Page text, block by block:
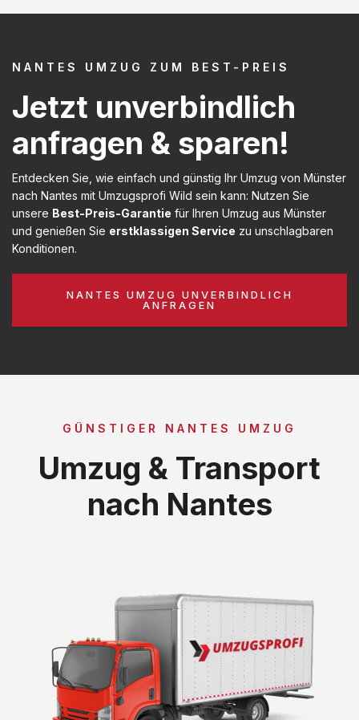
NANTES UMZUG ZUM BEST-PREIS
Jetzt unverbindlich
anfragen & sparen!
Entdecken Sie, wie einfach und günstig Ihr Umzug von Münster
nach Nantes mit Umzugsprofi Wild sein kann: Nutzen Sie
unsere Best-Preis-Garantie für Ihren Umzug aus Münster
und genießen Sie erstklassigen Service zu unschlagbaren
Konditionen.
NANTES UMZUG UNVERBINDLICH
ANFRAGEN
GÜNSTIGER NANTES UMZUG
Umzug & Transport
nach Nantes